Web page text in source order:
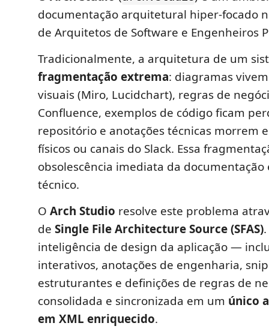
documentação arquitetural hiper-focado
de Arquitetos de Software e Engenheiros
Tradicionalmente, a arquitetura de um
fragmentação extrema: diagramas
visuais (Miro, Lucidchart), regras de
Confluence, exemplos de código ficam
repositório e anotações técnicas morrem
físicos ou canais do Slack. Essa
obsolescência imediata da
técnico.
O Arch Studio resolve este problema
de Single File Architecture Source (SFAS)
inteligência de design da aplicação —
interativos, anotações de engenharia,
estruturantes e definições de regras de
consolidada e sincronizada em um único
em XML enriquecido.